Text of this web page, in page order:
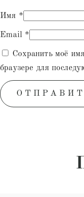
Имя *
Email *
Сохранить моё
браузере для